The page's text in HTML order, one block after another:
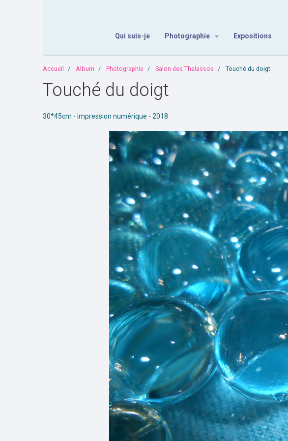
Qui suis-je Photographie Expositions
Accueil Album Photographie Salon des Thalassos Touché du doigt
Touché du doigt
30*45cm - impression numérique - 2018